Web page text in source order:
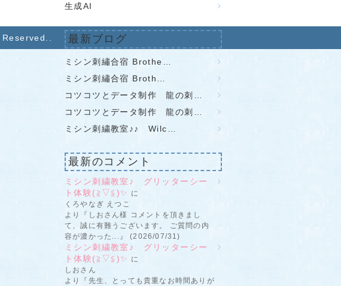
生成AI
最新ブログ
ミシン刺繡合宿 Brothe…
ミシン刺繡合宿 Broth…
コツコツとデータ制作 龍の刺…
コツコツとデータ制作 龍の刺…
ミシン刺繍教室♪♪ Wilc…
最新のコメント
ミシン刺繍教室♪ グリッターシー
ト体験(≧▽≦)✨ に
くろやなぎ えつこ
より『しおさん様 コメントを頂きまし
て、誠に有難うございます。 ご質問の内
容が濃かった...』 (2026/07/31)
ミシン刺繍教室♪ グリッターシー
ト体験(≧▽≦)✨ に
しおさん
より『先生、とっても貴重なお時間ありが